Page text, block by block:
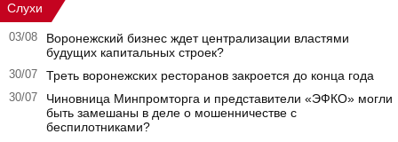
Слухи
03/08
Воронежский бизнес ждет централизации властями
будущих капитальных строек?
30/07 Треть воронежских ресторанов закроется до конца года
30/07
Чиновница Минпромторга и представители «ЭФКО» могли
быть замешаны в деле о мошенничестве с
беспилотниками?